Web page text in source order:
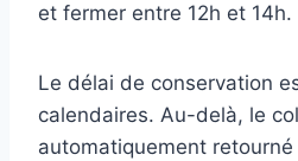
et fermer entre 12h et 14h.
Le délai de conservation
calendaires. Au-delà, le
automatiquement retourné